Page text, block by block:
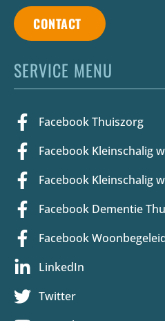
CONTACT
SERVICE MENU
Facebook Thuiszorg
Facebook Kleinschalig
Facebook Kleinschalig
Facebook Dementie
Facebook
LinkedIn
Twitter